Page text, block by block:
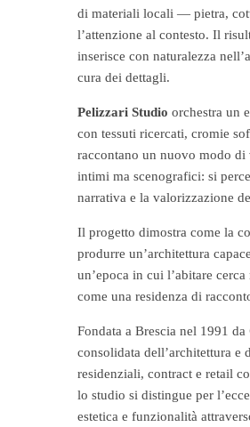
di materiali locali — pietra,
l’attenzione al contesto. Il
inserisce con naturalezza
cura dei dettagli.
Pelizzari Studio orchestra un
con tessuti ricercati, cromie
raccontano un nuovo modo
intimi ma scenografici: si
narrativa e la valorizzazione
Il progetto dimostra come la
produrre un’architettura
un’epoca in cui l’abitare
come una residenza di
Fondata a Brescia nel 1991 da
consolidata dell’architettura e
residenziali, contract e retail
lo studio si distingue per
estetica e funzionalità